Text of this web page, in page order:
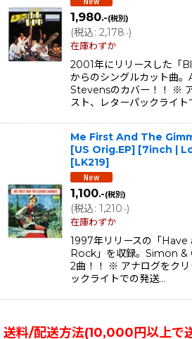
1,980.-(税別)
(税込: 2,178.-)
在庫わずか
2001年にリリースした「
からのシングルカット曲
Stevensのカバー！！ ※
スト、レターパックライト
Me First And The
[US Orig.EP] [7inch |
[LK219]
1,100.-(税別)
(税込: 1,210.-)
在庫わずか
1997年リリースの「
Rock」を収録。Simon &
2曲！！ ※ アナログをク
ックライトでの発送…
送料/配送方法(10,000円以上で